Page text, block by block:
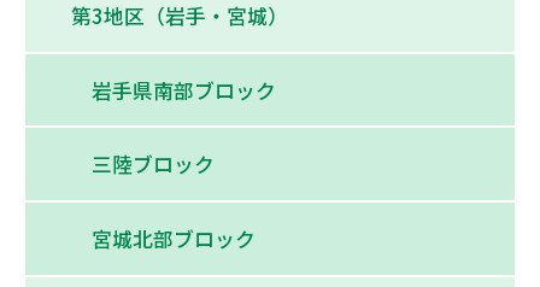
第3地区（岩手・宮城）
岩手県南部ブロック
三陸ブロック
宮城北部ブロック